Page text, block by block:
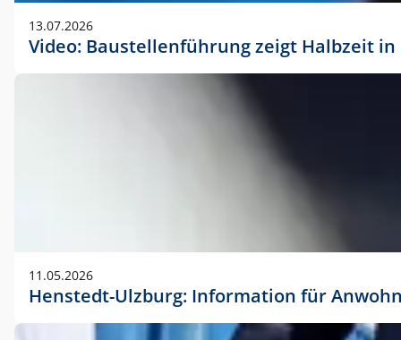
13.07.2026
Video: Baustellenführung zeigt Halbzeit
11.05.2026
Henstedt-Ulzburg: Information für